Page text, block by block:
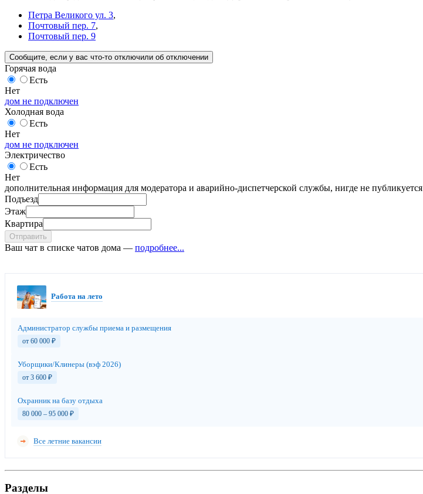
Петра Великого ул. 3,
Почтовый пер. 7,
Почтовый пер. 9
Сообщите , если у вас что-то отключили об отключении
Горячая вода
Есть
Нет
дом не подключен
Холодная вода
Есть
Нет
дом не подключен
Электричество
Есть
Нет
дополнительная информация для модератора и аварийно-диспетчерской службы, нигде не публикуется
Подъезд
Этаж
Квартира
Отправить
Ваш чат в списке чатов дома — подробнее...
Работа на лето
Администратор службы приема и размещения
от 60 000 ₽
Уборщики/Клинеры (вэф 2026)
от 3 600 ₽
Охранник на базу отдыха
80 000 – 95 000 ₽
Все летние вакансии
Разделы